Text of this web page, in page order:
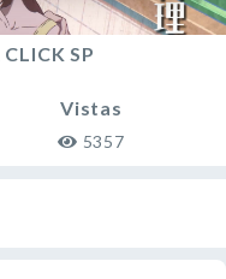
SP
Vistas
5357